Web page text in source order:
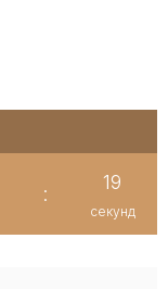
:
19
секунд